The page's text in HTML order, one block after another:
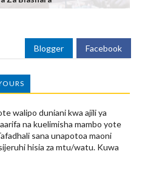
Blogger Facebook
walipo duniani kwa ajili ya
na kuelimisha mambo yote
sana unapotoa maoni
hisia za mtu/watu. Kuwa